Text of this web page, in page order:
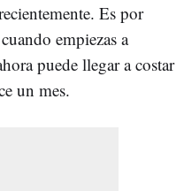
Es por
empiezas a
puede llegar a costar
un mes.